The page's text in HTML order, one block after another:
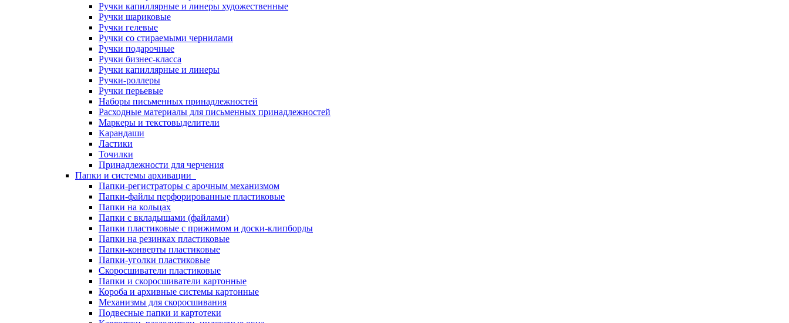
Ручки капиллярные и линеры художественные
Ручки шариковые
Ручки гелевые
Ручки со стираемыми чернилами
Ручки подарочные
Ручки бизнес-класса
Ручки капиллярные и линеры
Ручки-роллеры
Ручки перьевые
Наборы письменных принадлежностей
Расходные материалы для письменных принадлежностей
Маркеры и текстовыделители
Карандаши
Ластики
Точилки
Принадлежности для черчения
Папки и системы архивации
Папки-регистраторы с арочным механизмом
Папки-файлы перфорированные пластиковые
Папки на кольцах
Папки с вкладышами (файлами)
Папки пластиковые с прижимом и доски-клипборды
Папки на резинках пластиковые
Папки-конверты пластиковые
Папки-уголки пластиковые
Скоросшиватели пластиковые
Папки и скоросшиватели картонные
Короба и архивные системы картонные
Механизмы для скоросшивания
Подвесные папки и картотеки